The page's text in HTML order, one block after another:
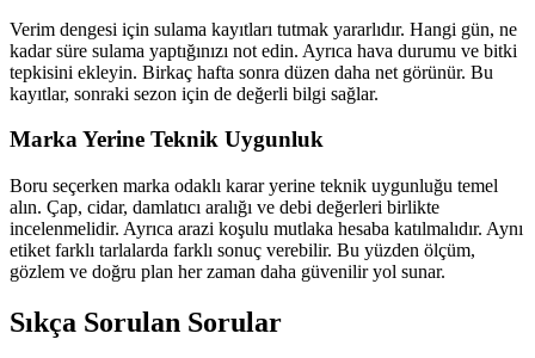
Verim dengesi için sulama kayıtları tutmak yararlıdır. Hangi gün, ne
kadar süre sulama yaptığınızı not edin. Ayrıca hava durumu ve bitki
tepkisini ekleyin. Birkaç hafta sonra düzen daha net görünür. Bu
kayıtlar, sonraki sezon için de değerli bilgi sağlar.
Marka Yerine Teknik Uygunluk
Boru seçerken marka odaklı karar yerine teknik uygunluğu temel
alın. Çap, cidar, damlatıcı aralığı ve debi değerleri birlikte
incelenmelidir. Ayrıca arazi koşulu mutlaka hesaba katılmalıdır. Aynı
etiket farklı tarlalarda farklı sonuç verebilir. Bu yüzden ölçüm,
gözlem ve doğru plan her zaman daha güvenilir yol sunar.
Sıkça Sorulan Sorular